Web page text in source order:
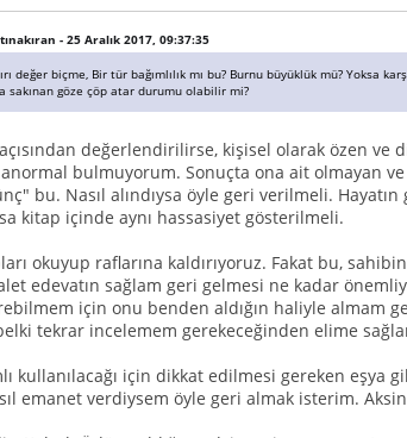
- 25 Aralık 2017, 09:37:35
değer biçme, Bir tür bağımlılık mı bu? Burnu büyüklük mü? Yoksa
sakınan göze çöp atar durumu olabilir mi?
değerlendirilirse, kişisel olarak özen ve
anormal bulmuyorum. Sonuçta ona ait olmayan
bu. Nasıl alındıysa öyle geri verilmeli.
kitap içinde aynı hassasiyet gösterilmeli.
okuyup raflarına kaldırıyoruz. Fakat bu,
edevatın sağlam geri gelmesi ne kadar
için onu benden aldığın haliyle almam
tekrar incelemem gerekeceğinden elime
kullanılacağı için dikkat edilmesi gereken eşya
emanet verdiysem öyle geri almak isterim.